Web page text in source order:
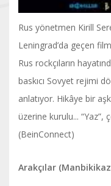
Rus yönetmen Kirill
Leningrad’da geçen
Rus rockçıların
baskıcı Sovyet rejimi
anlatıyor. Hikâye bir
üzerine kurulu...
(BeinConnect)
Arakçılar